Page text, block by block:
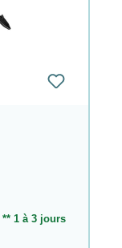
** 1 à 3 jours